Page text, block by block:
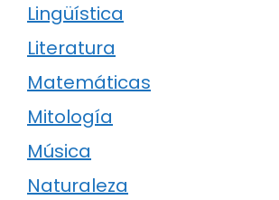
Lingüística
Literatura
Matemáticas
Mitología
Música
Naturaleza